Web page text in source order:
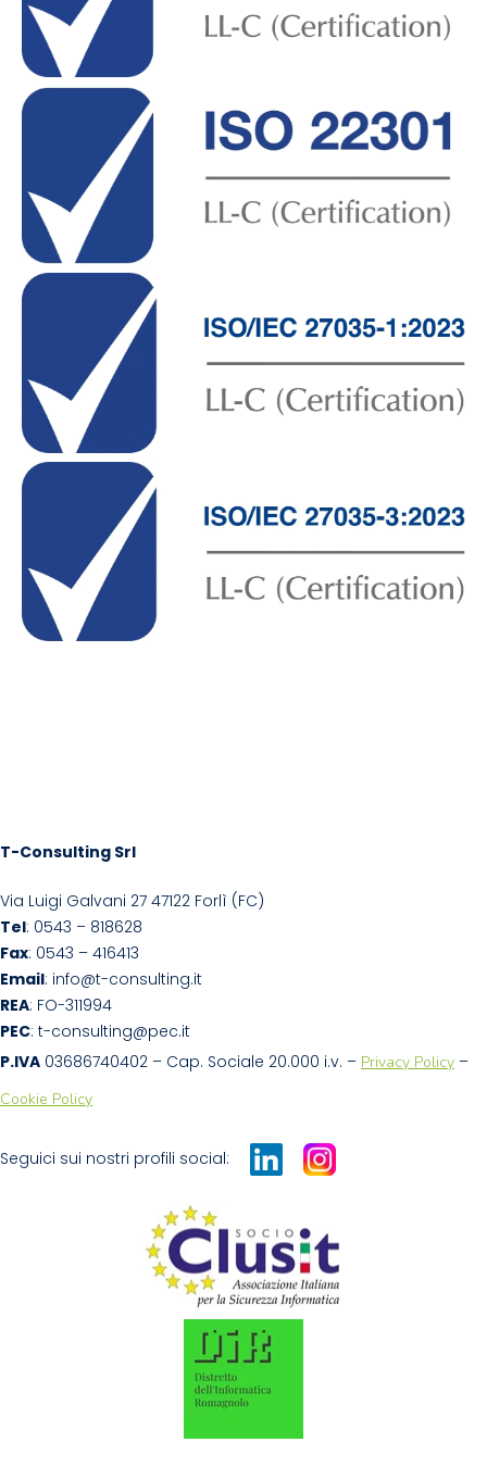
T-Consulting Srl
Via Luigi Galvani 27 47122 Forlì (FC)
Tel: 0543 – 818628
Fax: 0543 – 416413
Email: info@t-consulting.it
REA: FO-311994
PEC: t-consulting@pec.it
P.IVA 03686740402 – Cap. Sociale 20.000 i.v. – Privacy Policy
Cookie Policy
Seguici sui nostri profili social: